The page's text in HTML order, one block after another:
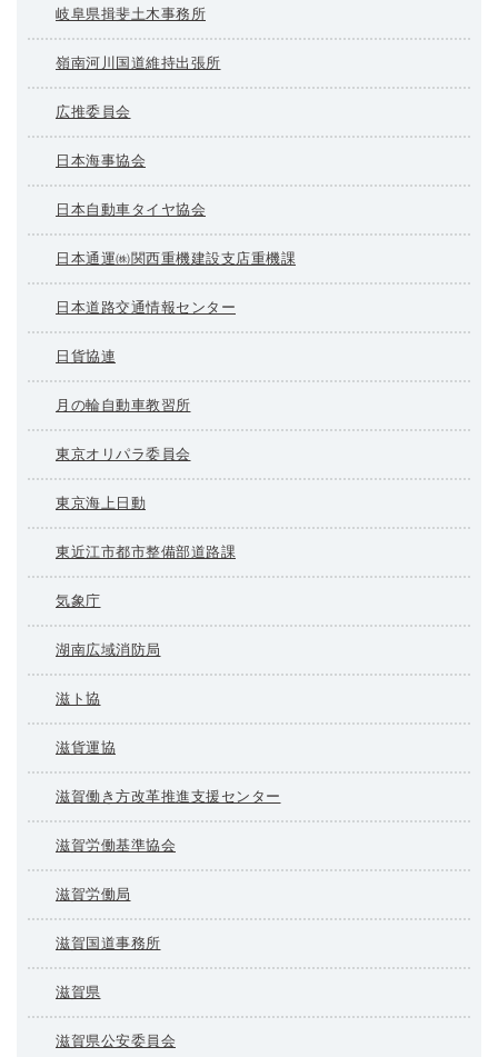
岐阜県揖斐土木事務所
嶺南河川国道維持出張所
広推委員会
日本海事協会
日本自動車タイヤ協会
日本通運㈱関西重機建設支店重機課
日本道路交通情報センター
日貨協連
月の輪自動車教習所
東京オリパラ委員会
東京海上日動
東近江市都市整備部道路課
気象庁
湖南広域消防局
滋ト協
滋貨運協
滋賀働き方改革推進支援センター
滋賀労働基準協会
滋賀労働局
滋賀国道事務所
滋賀県
滋賀県公安委員会